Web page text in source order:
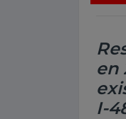
en
I-